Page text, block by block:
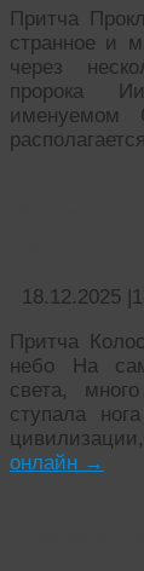
Притча
странное и
через
пророка
именуемом
18.12.2025 |
Притча
небо На
света,
ступала
онлайн →